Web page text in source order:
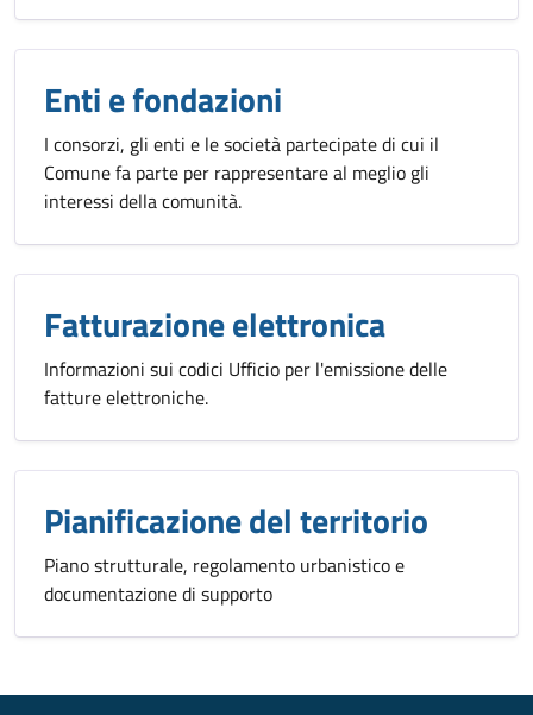
Enti e fondazioni
I consorzi, gli enti e le società partecipate di cui il
Comune fa parte per rappresentare al meglio gli
interessi della comunità.
Fatturazione elettronica
Informazioni sui codici Ufficio per l'emissione delle
fatture elettroniche.
Pianificazione del territorio
Piano strutturale, regolamento urbanistico e
documentazione di supporto